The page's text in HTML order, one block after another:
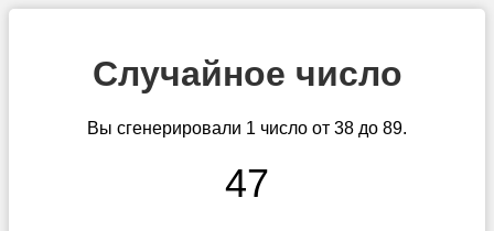
Случайное число
Вы сгенерировали 1 число от 38 до 89.
47